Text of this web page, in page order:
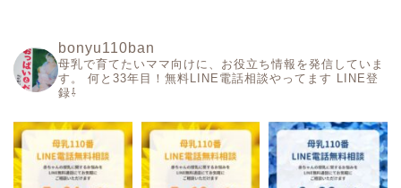
bonyu110ban
母乳で育てたいママ向けに、お役立ち情報を発信していま
す。
何と33年目！無料LINE電話相談やってます LINE登
録⇩